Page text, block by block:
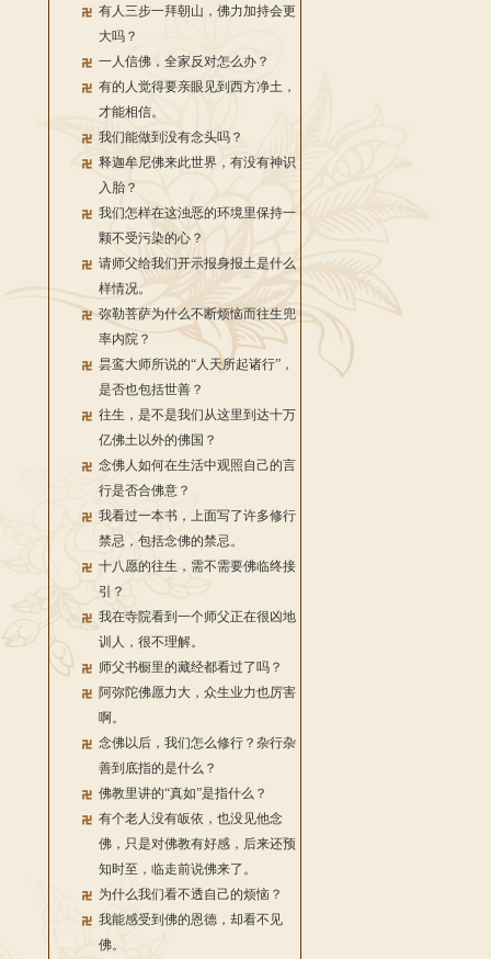
有人三步一拜朝山，佛力加持会更
大吗？
一人信佛，全家反对怎么办？
有的人觉得要亲眼见到西方净土，
才能相信。
我们能做到没有念头吗？
释迦牟尼佛来此世界，有没有神识
入胎？
我们怎样在这浊恶的环境里保持一
颗不受污染的心？
请师父给我们开示报身报土是什么
样情况。
弥勒菩萨为什么不断烦恼而往生兜
率内院？
昙鸾大师所说的“人天所起诸行”，
是否也包括世善？
往生，是不是我们从这里到达十万
亿佛土以外的佛国？
念佛人如何在生活中观照自己的言
行是否合佛意？
我看过一本书，上面写了许多修行
禁忌，包括念佛的禁忌。
十八愿的往生，需不需要佛临终接
引？
我在寺院看到一个师父正在很凶地
训人，很不理解。
师父书橱里的藏经都看过了吗？
阿弥陀佛愿力大，众生业力也厉害
啊。
念佛以后，我们怎么修行？杂行杂
善到底指的是什么？
佛教里讲的“真如”是指什么？
有个老人没有皈依，也没见他念
佛，只是对佛教有好感，后来还预
知时至，临走前说佛来了。
为什么我们看不透自己的烦恼？
我能感受到佛的恩德，却看不见
佛。